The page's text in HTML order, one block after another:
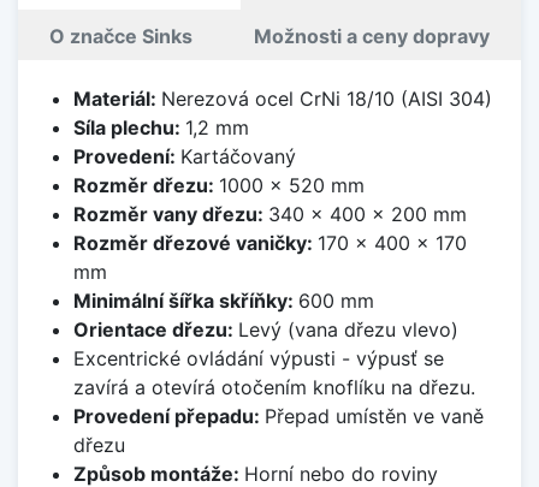
O značce Sinks Možnosti a ceny dopravy
Materiál: Nerezová ocel CrNi 18/10 (AISI 304)
Síla plechu: 1,2 mm
Provedení: Kartáčovaný
Rozměr dřezu: 1000 x 520 mm
Rozměr vany dřezu: 340 x 400 x 200 mm
Rozměr dřezové vaničky: 170 x 400 x 170
mm
Minimální šířka skříňky: 600 mm
Orientace dřezu: Levý (vana dřezu vlevo)
Excentrické ovládání výpusti - výpusť se
zavírá a otevírá otočením knoflíku na dřezu.
Provedení přepadu: Přepad umístěn ve vaně
dřezu
Způsob montáže: Horní nebo do roviny